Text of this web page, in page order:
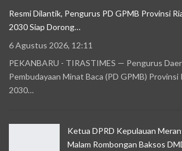
Resmi Dilantik, Pengurus PD GPMB Provinsi
2030 Siap Dorong…
6 Agustus 2026, 12:11
PEKANBARU - TIRASTIMES — Pengurus
Pembudayaan Minat Baca (PD GPMB) Provinsi
2030…
Ketua DPRD Kepulauan
Malam Rombongan Baksos